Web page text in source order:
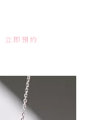
立即預約